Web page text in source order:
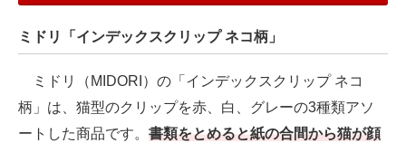
ミドリ「インデックスクリップ ネコ柄」
ミドリ（MIDORI）の「インデックスクリップ ネコ
柄」は、猫型のクリップを赤、白、グレーの3種類アソ
ートした商品です。 書類をとめると紙の合間から猫が顔